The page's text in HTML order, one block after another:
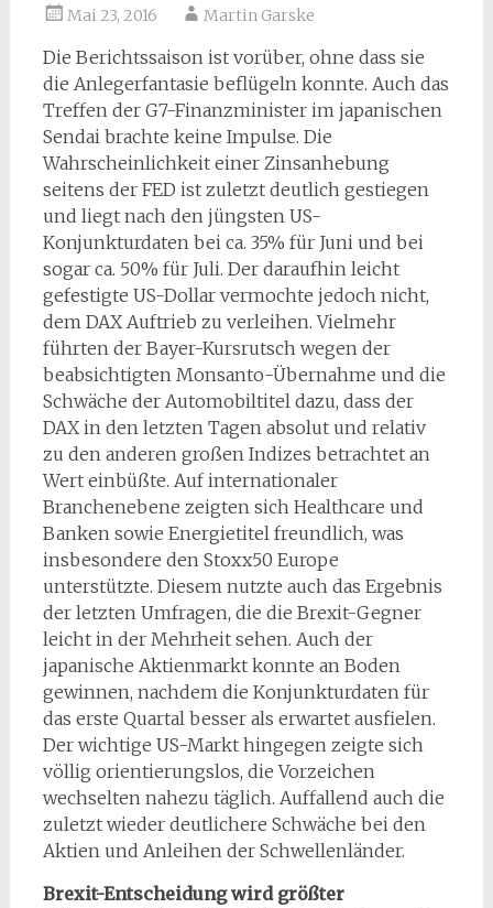
Mai 23, 2016 Martin Garske
Die Berichtssaison ist vorüber, ohne dass sie
die Anlegerfantasie beflügeln konnte. Auch das
Treffen der G7-Finanzminister im japanischen
Sendai brachte keine Impulse. Die
Wahrscheinlichkeit einer Zinsanhebung
seitens der FED ist zuletzt deutlich gestiegen
und liegt nach den jüngsten US-
Konjunkturdaten bei ca. 35% für Juni und bei
sogar ca. 50% für Juli. Der daraufhin leicht
gefestigte US-Dollar vermochte jedoch nicht,
dem DAX Auftrieb zu verleihen. Vielmehr
führten der Bayer-Kursrutsch wegen der
beabsichtigten Monsanto-Übernahme und die
Schwäche der Automobiltitel dazu, dass der
DAX in den letzten Tagen absolut und relativ
zu den anderen großen Indizes betrachtet an
Wert einbüßte. Auf internationaler
Branchenebene zeigten sich Healthcare und
Banken sowie Energietitel freundlich, was
insbesondere den Stoxx50 Europe
unterstützte. Diesem nutzte auch das Ergebnis
der letzten Umfragen, die die Brexit-Gegner
leicht in der Mehrheit sehen. Auch der
japanische Aktienmarkt konnte an Boden
gewinnen, nachdem die Konjunkturdaten für
das erste Quartal besser als erwartet ausfielen.
Der wichtige US-Markt hingegen zeigte sich
völlig orientierungslos, die Vorzeichen
wechselten nahezu täglich. Auffallend auch die
zuletzt wieder deutlichere Schwäche bei den
Aktien und Anleihen der Schwellenländer.
Brexit-Entscheidung wird größter